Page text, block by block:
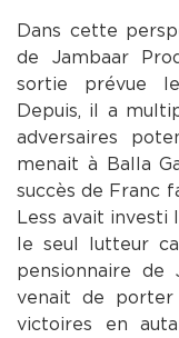
Dans cette
de Jambaar
sortie prévue
Depuis, il a
adversaires
menait à Balla
succès de Franc
Less avait investi
le seul lutteur
pensionnaire de
venait de porter
victoires en